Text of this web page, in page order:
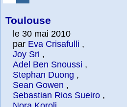
Toulouse
le 30 mai 2010
par Eva Crisafulli ,
Joy Sri ,
Adel Ben Snoussi ,
Stephan Duong ,
Sean Gowen ,
Sebastian Rios Sueiro ,